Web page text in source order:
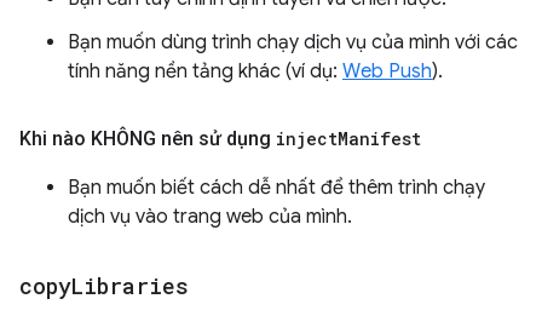
Bạn muốn dùng trình chạy dịch vụ của mình với các
tính năng nền tảng khác (ví dụ: Web Push).
Khi nào KHÔNG nên sử dụng injectManifest
Bạn muốn biết cách dễ nhất để thêm trình chạy
dịch vụ vào trang web của mình.
copyLibraries